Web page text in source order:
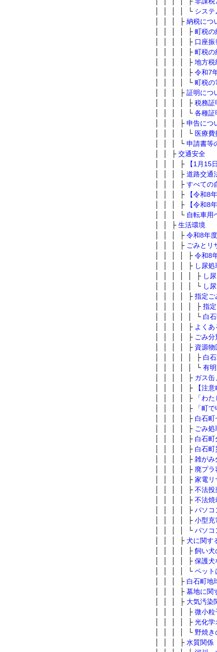
│ │ │ │ └ シス
│ │ │ ├ 納税につ
│ │ │ │ ├ 町税の
│ │ │ │ ├ 口座振
│ │ │ │ ├ 町税の
│ │ │ │ ├ 地方税
│ │ │ │ ├ 令和7
│ │ │ │ └ 町税の
│ │ │ ├ 証明につ
│ │ │ │ ├ 税務証
│ │ │ │ └ 各種証
│ │ │ ├ 申告につ
│ │ │ │ └ 医療
│ │ │ └ 申請書等
│ │ ├ 交通安全
│ │ │ ├
【1月15
│ │ │ ├ 道路交通
│ │ │ ├ すべての
│ │ │ ├
【令和8
│ │ │ ├
【令和8
│ │ │ └ 自転車用
│ │ ├ 生活環境
│ │ │ ├ 令和8年
│ │ │ ├ ごみとリ
│ │ │ │ ├ 令和8
│ │ │ │ ├ し尿処
│ │ │ │ │ ├ し
│ │ │ │ │ └ し
│ │ │ │ ├ 指定ご
│ │ │ │ │ ├ 指
│ │ │ │ │ └ 白
│ │ │ │ ├ よく
│ │ │ │ ├ ごみ
│ │ │ │ ├ 資源物
│ │ │ │ │ ├ 白
│ │ │ │ │ └ 有
│ │ │ │ ├ ガス
│ │ │ │ ├
【注
│ │ │ │ ├
「わ
│ │ │ │ ├
「町
│ │ │ │ ├ 白石
│ │ │ │ ├ ごみ
│ │ │ │ ├ 白石町
│ │ │ │ ├ 白石町
│ │ │ │ ├ 雑がみ
│ │ │ │ ├ 廃プ
│ │ │ │ ├ 家電リ
│ │ │ │ ├ 不法投
│ │ │ │ ├ 不法焼
│ │ │ │ ├ パソコ
│ │ │ │ ├ 小型充
│ │ │ │ └ パソコ
│ │ │ ├ 犬に関す
│ │ │ │ ├ 飼い犬
│ │ │ │ ├ 保護犬
│ │ │ │ └ ペット
│ │ │ ├ 白石町地
│ │ │ ├ 墓地に関
│ │ │ ├ 大気汚染
│ │ │ │ ├ 微小粒
│ │ │ │ ├ 光化学
│ │ │ │ └ 野焼き
│ │ │ ├ 水質関係